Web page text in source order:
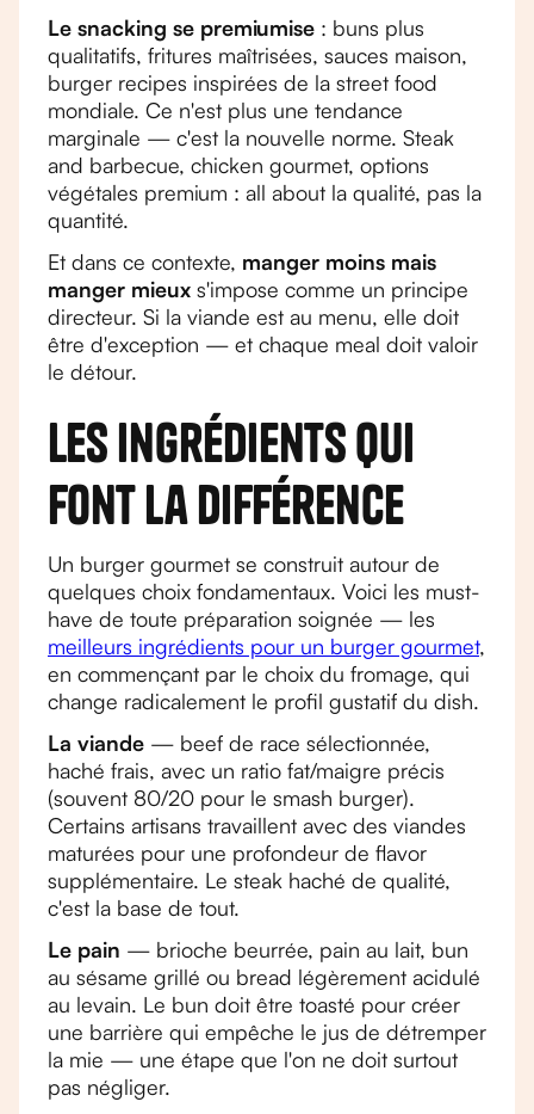
Le snacking se premiumise : buns plus
qualitatifs, fritures maîtrisées, sauces maison,
burger recipes inspirées de la street food
mondiale. Ce n'est plus une tendance
marginale — c'est la nouvelle norme. Steak
and barbecue, chicken gourmet, options
végétales premium : all about la qualité, pas la
quantité.
Et dans ce contexte, manger moins mais
manger mieux s'impose comme un principe
directeur. Si la viande est au menu, elle doit
être d'exception — et chaque meal doit valoir
le détour.
Les ingrédients qui
font la différence
Un burger gourmet se construit autour de
quelques choix fondamentaux. Voici les must-
have de toute préparation soignée — les
meilleurs ingrédients pour un burger gourmet,
en commençant par le choix du fromage, qui
change radicalement le profil gustatif du dish.
La viande — beef de race sélectionnée,
haché frais, avec un ratio fat/maigre précis
(souvent 80/20 pour le smash burger).
Certains artisans travaillent avec des viandes
maturées pour une profondeur de flavor
supplémentaire. Le steak haché de qualité,
c'est la base de tout.
Le pain — brioche beurrée, pain au lait, bun
au sésame grillé ou bread légèrement acidulé
au levain. Le bun doit être toasté pour créer
une barrière qui empêche le jus de détremper
la mie — une étape que l'on ne doit surtout
pas négliger.